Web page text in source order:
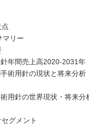
マリー
年間売上高2020-2031年
術用針の現状と将来分析
用針の世界現状・将来分
グメント